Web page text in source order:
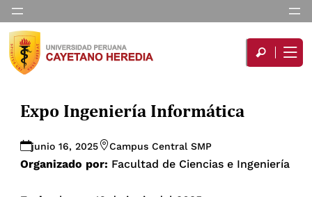
Expo Ingeniería Informática
junio 16, 2025 Campus Central SMP
Organizado por: Facultad de Ciencias e Ingeniería